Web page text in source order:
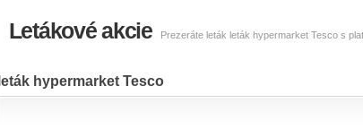
Letákové akcie Prezeráte leták leták hypermarket Tesco s
leták hypermarket Tesco